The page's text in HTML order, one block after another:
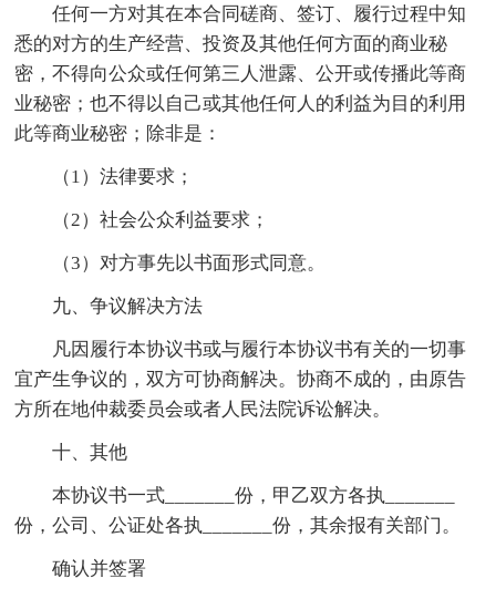
任何一方对其在本合同磋商、签订、履行过程中知
悉的对方的生产经营、投资及其他任何方面的商业秘
密，不得向公众或任何第三人泄露、公开或传播此等商
业秘密；也不得以自己或其他任何人的利益为目的利用
此等商业秘密；除非是：
（1）法律要求；
（2）社会公众利益要求；
（3）对方事先以书面形式同意。
九、争议解决方法
凡因履行本协议书或与履行本协议书有关的一切事
宜产生争议的，双方可协商解决。协商不成的，由原告
方所在地仲裁委员会或者人民法院诉讼解决。
十、其他
本协议书一式_______份，甲乙双方各执_______
份，公司、公证处各执_______份，其余报有关部门。
确认并签署